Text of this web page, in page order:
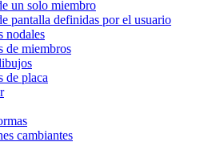
un solo miembro
pantalla definidas por el usuario
nodales
de miembros
de placa
cambiantes